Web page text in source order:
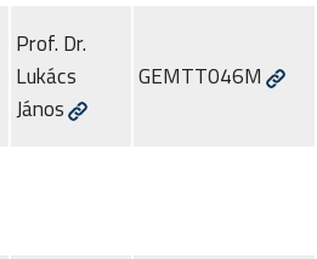
Prof. Dr.
Lukács
János
GEMTT046M